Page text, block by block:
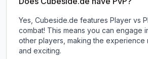
Yes, Cubeside.de features Player vs
combat! This means you can engage
other players, making the experience
and exciting.